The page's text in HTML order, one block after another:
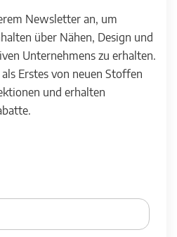
Newsletter an, um
über Nähen, Design und
Unternehmens zu erhalten.
Erstes von neuen Stoffen
und erhalten